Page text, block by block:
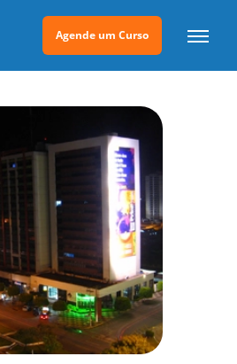
Agende um Curso